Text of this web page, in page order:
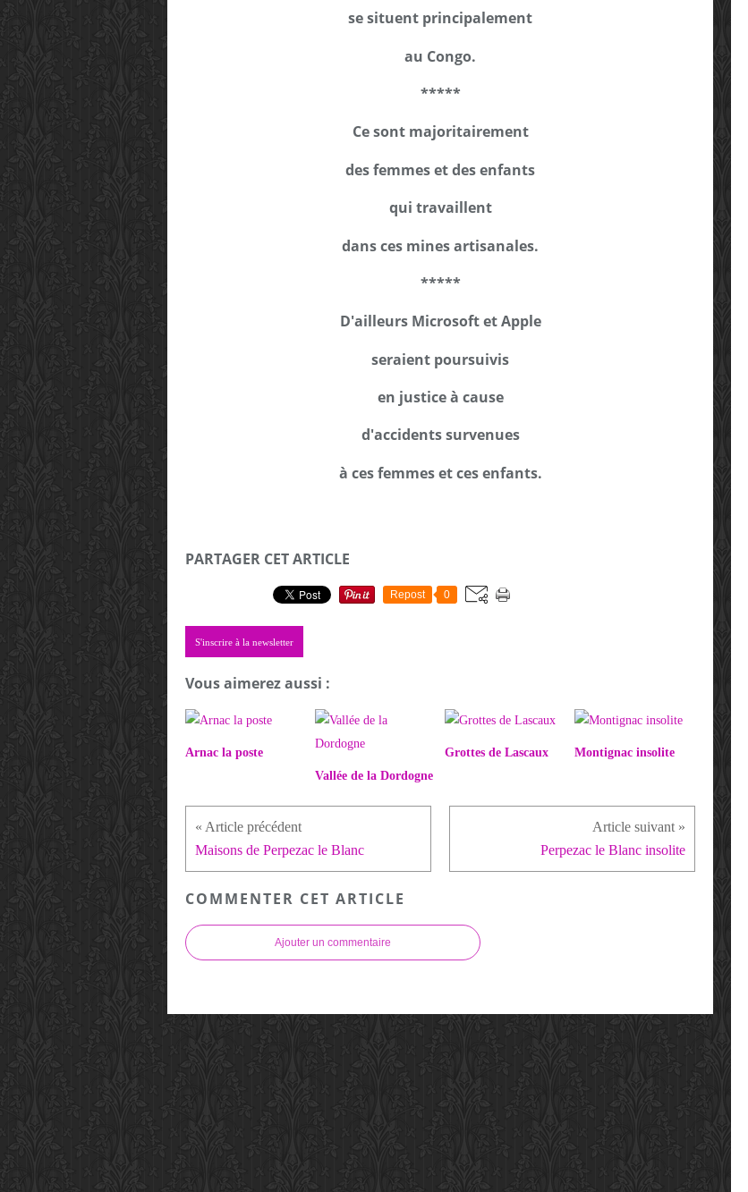
se situent principalement
au Congo.
*****
Ce sont majoritairement
des femmes et des enfants
qui travaillent
dans ces mines artisanales.
*****
D'ailleurs Microsoft et Apple
seraient poursuivis
en justice à cause
d'accidents survenues
à ces femmes et ces enfants.
PARTAGER CET ARTICLE
Repost 0
S'inscrire à la newsletter
Vous aimerez aussi :
Arnac la poste
Vallée de la Dordogne
Grottes de Lascaux Montignac insolite
Maisons de Perpezac le Blanc Perpezac le Blanc insolite
COMMENTER CET ARTICLE
Ajouter un commentaire